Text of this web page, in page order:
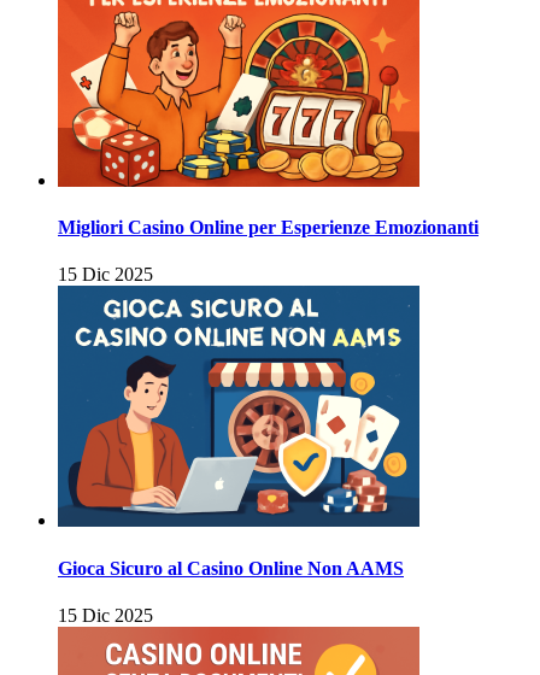
Migliori Casino Online per Esperienze Emozionanti
15 Dic 2025
Gioca Sicuro al Casino Online Non AAMS
15 Dic 2025